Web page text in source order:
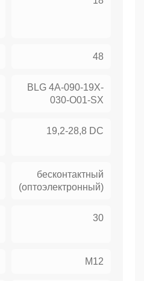
48
BLG 4A-090-19X-
030-O01-SX
19,2-28,8 DC
бесконтактный
(оптоэлектронный)
30
M12